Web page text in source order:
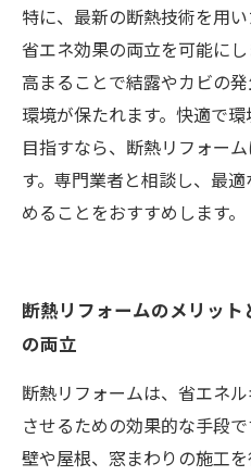
特に、最新の断熱技術を用
省エネ効果の両立を可能に
高まることで結露やカビの
環境が保たれます。快適で
目指すなら、断熱リフォー
す。専門業者と相談し、最
めることをおすすめします。
断熱リフォームのメリッ
の両立
断熱リフォームは、省エネ
させるための効果的な手段
壁や屋根、窓まわりの施工